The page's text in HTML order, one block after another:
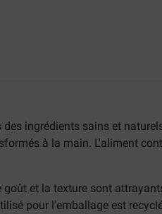
ingrédients sains et
à la main. L'aliment
et la texture sont
pour l'emballage est